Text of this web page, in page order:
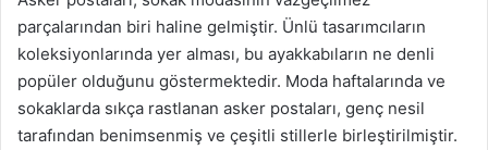
parçalarından biri haline gelmiştir. Ünlü tasarımcıların
koleksiyonlarında yer alması, bu ayakkabıların ne denli
popüler olduğunu göstermektedir. Moda haftalarında ve
sokaklarda sıkça rastlanan asker postaları, genç nesil
tarafından benimsenmiş ve çeşitli stillerle birleştirilmiştir.